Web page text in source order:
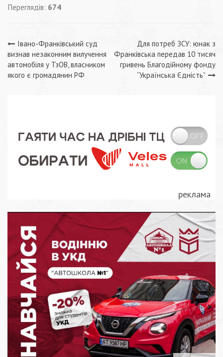
Переглядів: 674
Навігація
записів
Івано-Франківський суд
визнав незаконним вилучення
автомобіля у ТзОВ, власником
якого є громадянин РФ
Для потреб ЗСУ: юнак з
Франківська передав 10 тисяч
гривень Благодійному фонду
“Українська Єдність”